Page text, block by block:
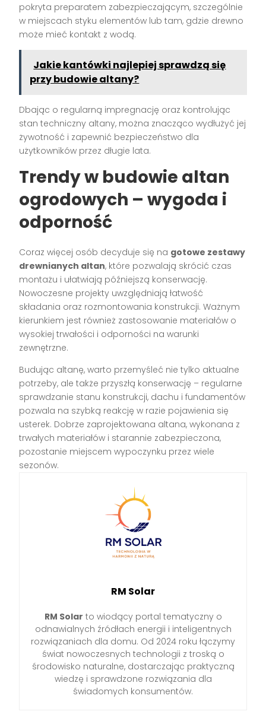
pokryta preparatem zabezpieczającym, szczególnie
w miejscach styku elementów lub tam, gdzie drewno
może mieć kontakt z wodą.
Jakie kantówki najlepiej sprawdzą się
przy budowie altany?
Dbając o regularną impregnację oraz kontrolując
stan techniczny altany, można znacząco wydłużyć jej
żywotność i zapewnić bezpieczeństwo dla
użytkowników przez długie lata.
Trendy w budowie altan
ogrodowych – wygoda i
odporność
Coraz więcej osób decyduje się na gotowe zestawy
drewnianych altan, które pozwalają skrócić czas
montażu i ułatwiają późniejszą konserwację.
Nowoczesne projekty uwzględniają łatwość
składania oraz rozmontowania konstrukcji. Ważnym
kierunkiem jest również zastosowanie materiałów o
wysokiej trwałości i odporności na warunki
zewnętrzne.
Budując altanę, warto przemyśleć nie tylko aktualne
potrzeby, ale także przyszłą konserwację – regularne
sprawdzanie stanu konstrukcji, dachu i fundamentów
pozwala na szybką reakcję w razie pojawienia się
usterek. Dobrze zaprojektowana altana, wykonana z
trwałych materiałów i starannie zabezpieczona,
pozostanie miejscem wypoczynku przez wiele
sezonów.
RM Solar
RM Solar to wiodący portal tematyczny o
odnawialnych źródłach energii i inteligentnych
rozwiązaniach dla domu. Od 2024 roku łączymy
świat nowoczesnych technologii z troską o
środowisko naturalne, dostarczając praktyczną
wiedzę i sprawdzone rozwiązania dla
świadomych konsumentów.